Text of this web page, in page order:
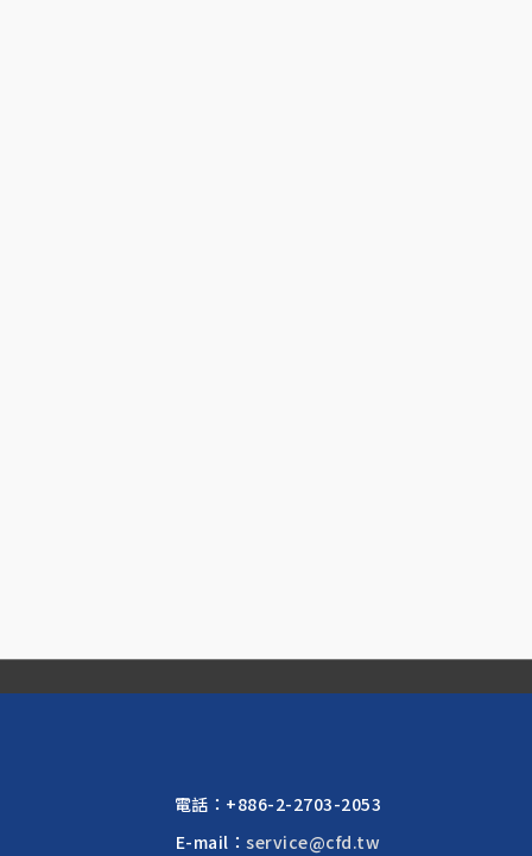
電話： +886-2-2703-2053
E-mail：service@cfd.tw